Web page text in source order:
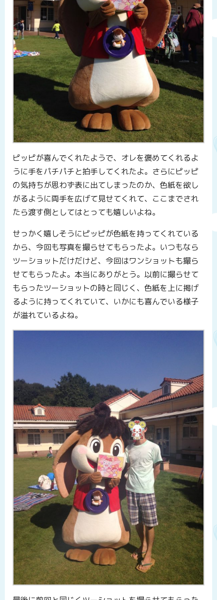
ピッピが喜んでくれたようで、オレを褒めてくれるよ
うに手をパチパチと拍手してくれたよ。さらにピッピ
の気持ちが思わず表に出てしまったのか、色紙を欲し
がるように両手を広げて見せてくれて、ここまでされ
たら渡す側としてはとっても嬉しいよね。
せっかく嬉しそうにピッピが色紙を持ってくれている
から、今回も写真を撮らせてもらったよ。いつもなら
ツーショットだけだけど、今回はワンショットも撮ら
せてもらったよ。本当にありがとう。以前に撮らせて
もらったツーショットの時と同じく、色紙を上に掲げ
るように持ってくれていて、いかにも喜んでいる様子
が溢れているよね。